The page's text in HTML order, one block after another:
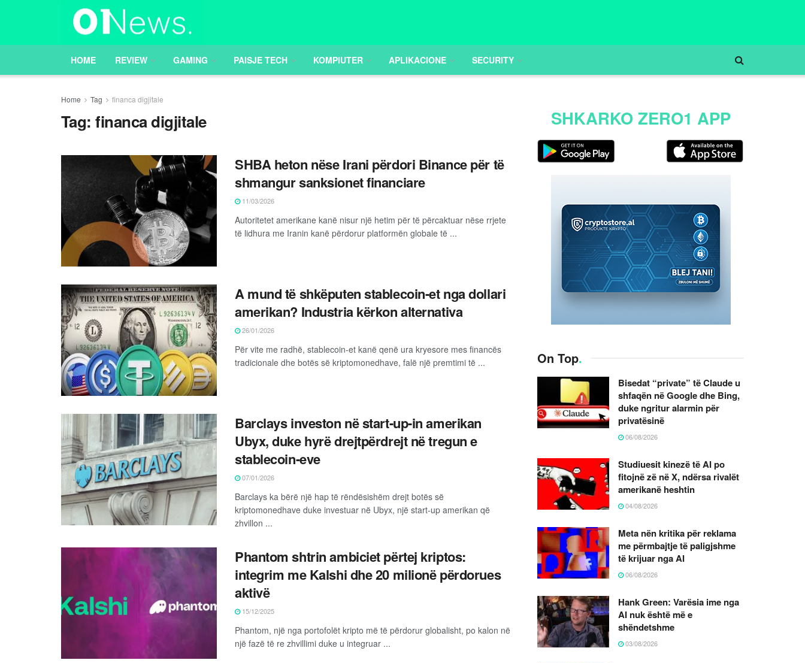
HOME REVIEW GAMING PAISJE TECH KOMPIUTER APLIKACIONE SECURITY
Home Tag financa digjitale
Tag:financa digjitale
SHBA heton nëse Irani përdori Binance për të
shmangur sanksionet financiare
11/03/2026
Autoritetet amerikane kanë nisur një hetim për të përcaktuar nëse rrjete
të lidhura me Iranin kanë përdorur platformën globale të ...
A mund të shkëputen stablecoin-et nga dollari
amerikan? Industria kërkon alternativa
26/01/2026
Për vite me radhë, stablecoin-et kanë qenë ura kryesore mes financës
tradicionale dhe botës së kriptomonedhave, falë një premtimi të ...
Barclays investon në start-up-in amerikan
Ubyx, duke hyrë drejtpërdrejt në tregun e
stablecoin-eve
07/01/2026
Barclays ka bërë një hap të rëndësishëm drejt botës së
kriptomonedhave duke investuar në Ubyx, një start-up amerikan që
zhvillon ...
Phantom shtrin ambiciet përtej kriptos:
integrim me Kalshi dhe 20 milionë përdorues
aktivë
15/12/2025
Phantom, një nga portofolët kripto më të përdorur globalisht, po kalon në
një fazë të re zhvillimi duke u integruar ...
SHKARKO ZERO1 APP
On Top.
Bisedat “private” të Claude u
shfaqën në Google dhe Bing,
duke ngritur alarmin për
privatësinë
06/08/2026
Studiuesit kinezë të AI po
fitojnë zë në X, ndërsa rivalët
amerikanë heshtin
04/08/2026
Meta nën kritika për reklama
me përmbajtje të paligjshme
të krijuar nga AI
06/08/2026
Hank Green: Varësia ime nga
AI nuk është më e
shëndetshme
03/08/2026